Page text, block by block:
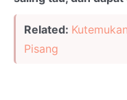
Related:
Pisang